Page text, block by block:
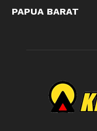
PAPUA BARAT